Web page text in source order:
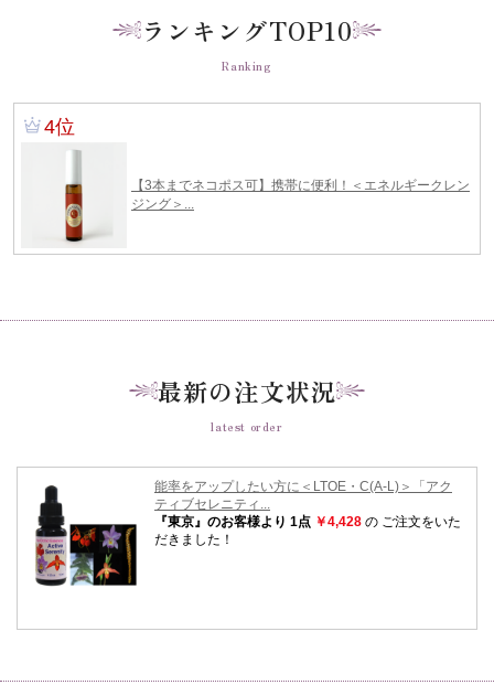
ランキングTOP10
Ranking
最新の注文状況
latest order